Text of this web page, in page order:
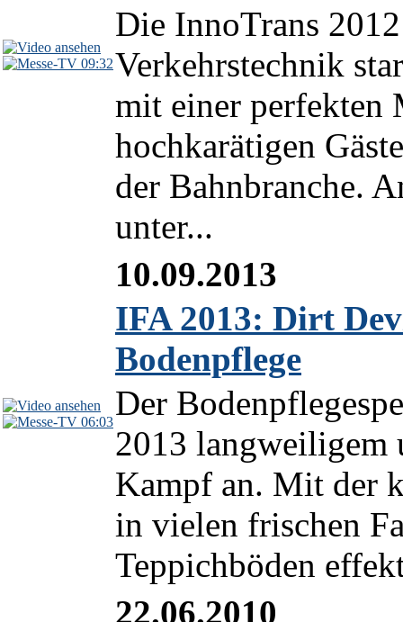
09:32
Die InnoTrans
Verkehrstechnik
mit einer perfekten
hochkarätigen
der Bahnbranche.
unter...
06:03
10.09.2013
IFA 2013: Dirt
Bodenpflege
Der
2013 langweiligem
Kampf an. Mit der
in vielen frischen
Teppichböden
22.06.2010